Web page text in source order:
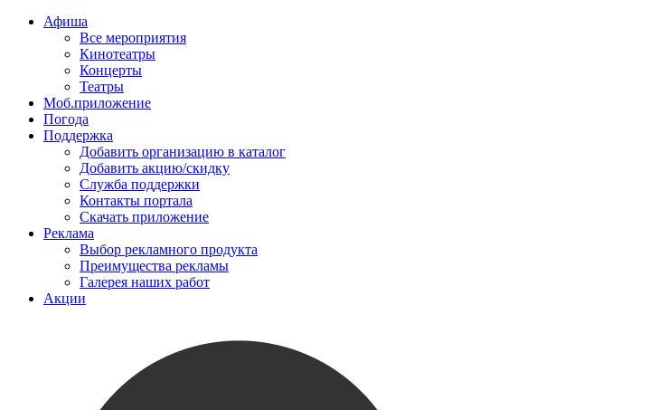
Афиша
Все мероприятия
Кинотеатры
Концерты
Театры
Моб.приложение
Погода
Поддержка
Добавить организацию в каталог
Добавить акцию/скидку
Служба поддержки
Контакты портала
Скачать приложение
Реклама
Выбор рекламного продукта
Преимущества рекламы
Галерея наших работ
Акции